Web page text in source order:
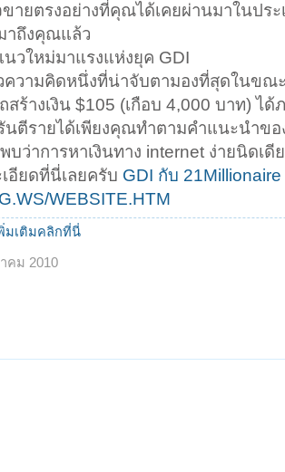
ายตรงอย่างที่คุณได้เคยผ่านมาในประ
าถึงคุณแล้ว
วใหม่มาแรงแห่งยุค GDI
ความคิดหนึ่งที่น่าจับตามองที่สุดในขณ
ร้างเงิน $105 (เกือบ 4,000 บาท) ได้
นตีรายได้เพียงคุณทำตามคำแนะนำขอ
ว่าการหาเงินทาง internet ง่ายนิดเดี
อียดที่นี่เลยครับ GDI กับ
WEBSITE.HTM
มเติมคลิกที่นี่
คม 2010